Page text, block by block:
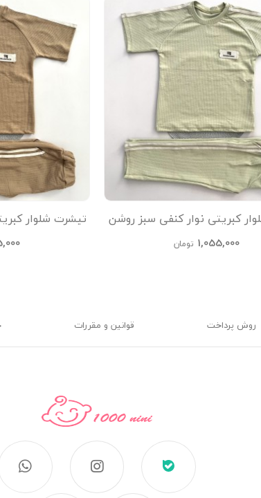
کبریتی نوار کنفی سبز روشن
kids
1,055,000 تومان
تیشرت شلوار
روش پرداخت قوانین و مقررات